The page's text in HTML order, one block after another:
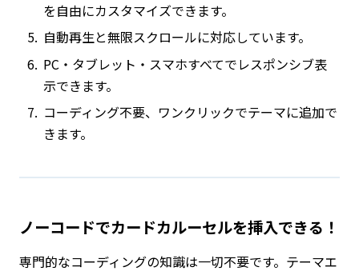
を自由にカスタマイズできます。
自動再生と無限スクロールに対応しています。
PC・タブレット・スマホすべてでレスポンシブ表
示できます。
コーディング不要、ワンクリックでテーマに追加で
きます。
ノーコードでカードカルーセルを挿入できる！
専門的なコーディングの知識は一切不要です。テーマエ